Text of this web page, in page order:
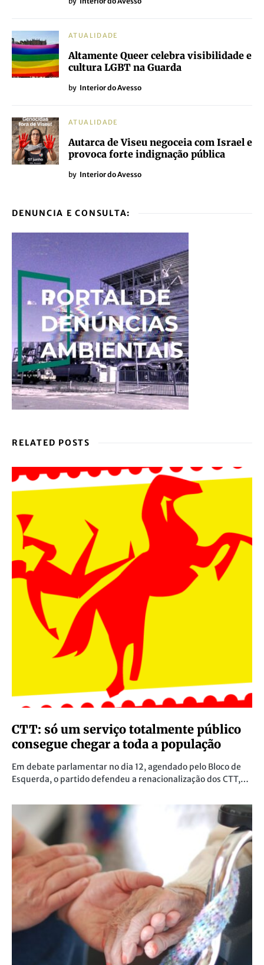
ATUALIDADE
Altamente Queer celebra visibilidade e
cultura LGBT na Guarda
by Interior do Avesso
ATUALIDADE
Autarca de Viseu negoceia com Israel e
provoca forte indignação pública
by Interior do Avesso
DENUNCIA E CONSULTA:
RELATED POSTS
CTT: só um serviço totalmente público
consegue chegar a toda a população
Em debate parlamentar no dia 12, agendado pelo Bloco de
Esquerda, o partido defendeu a renacionalização dos CTT,…